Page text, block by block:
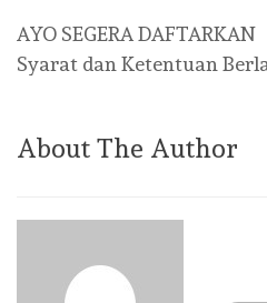
AYO SEGERA DAFTARKAN
Syarat dan Ketentuan
About The Author